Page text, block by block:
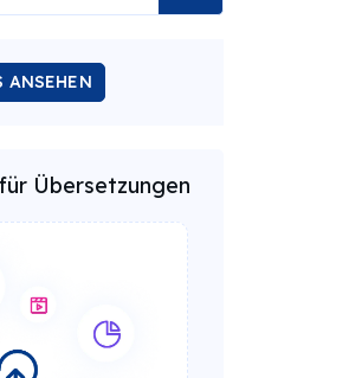
ANSEHEN
Übersetzungen